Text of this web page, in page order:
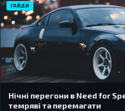
ГАЙДИ
Нічні перегони в Need for
темряві та перемагати